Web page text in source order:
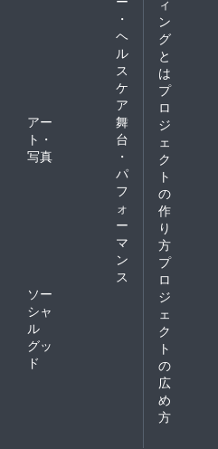
・
ヘ
ル
ス
ケ
ア
アー
ト・
写真
舞
台
・
パ
フ
ォ
ー
マ
ン
ス
ソー
シャ
ル
グッ
ド
ン
グ
と
は
プ
ロ
ジ
ェ
ク
ト
の
作
り
方
プ
ロ
ジ
ェ
ク
ト
の
広
め
方